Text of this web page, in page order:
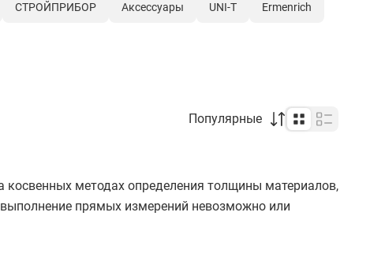
СТРОЙПРИБОР Аксессуары UNI-T Ermenrich
Популярные
методах определения толщины материалов,
прямых измерений невозможно или